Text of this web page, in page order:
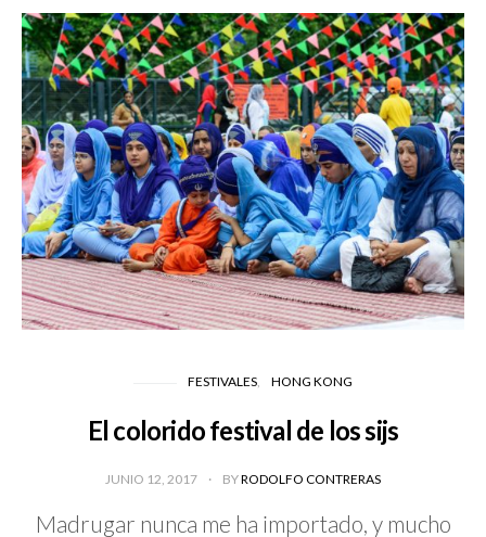
FESTIVALES HONG KONG
El colorido festival de los sijs
JUNIO 12, 2017 BYRODOLFO CONTRERAS
Madrugar nunca me ha importado, y mucho